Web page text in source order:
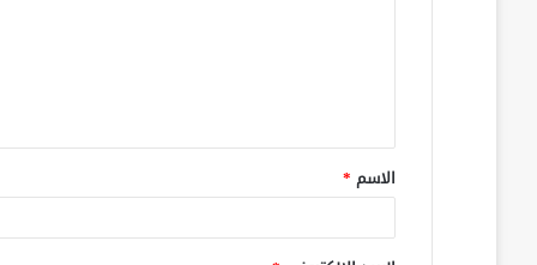
ق
*
الاسم *